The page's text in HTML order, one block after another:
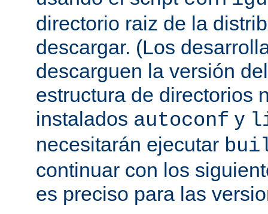
directorio raiz de la
descargar. (Los
descarguen la versión
estructura de directorios
instalados autoconf y
necesitarán ejecutar
continuar con los
es preciso para las